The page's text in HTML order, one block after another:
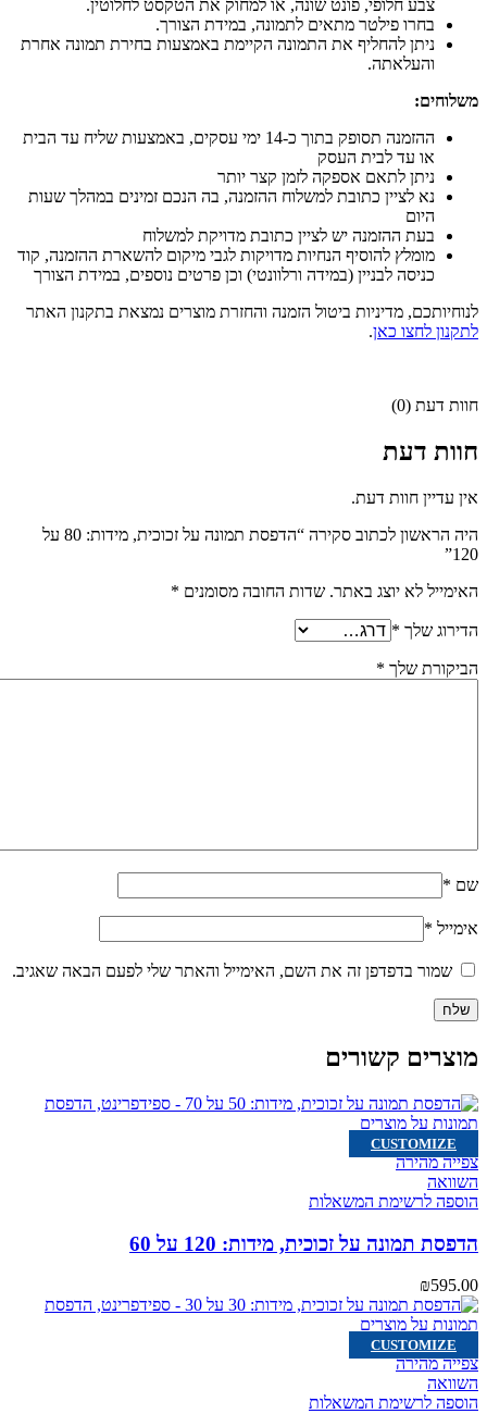
צבע חלופי, פונט שונה, או למחוק את הטקסט לחלוטין.
בחרו פילטר מתאים לתמונה, במידת הצורך.
ניתן להחליף את התמונה הקיימת באמצעות בחירת תמונה אחרת
והעלאתה.
משלוחים:
ההזמנה תסופק בתוך כ-14 ימי עסקים, באמצעות שליח עד הבית
או עד לבית העסק
ניתן לתאם אספקה לזמן קצר יותר
נא לציין כתובת למשלוח ההזמנה, בה הנכם זמינים במהלך שעות
היום
בעת ההזמנה יש לציין כתובת מדויקת למשלוח
מומלץ להוסיף הנחיות מדויקות לגבי מיקום להשארת ההזמנה, קוד
כניסה לבניין (במידה ורלוונטי) וכן פרטים נוספים, במידת הצורך
לנוחיותכם, מדיניות ביטול הזמנה והחזרת מוצרים נמצאת בתקנון האתר
לתקנון לחצו כאן.
חוות דעת (0)
חוות דעת
אין עדיין חוות דעת.
היה הראשון לכתוב סקירה “הדפסת תמונה על זכוכית, מידות: 80 על
120”
האימייל לא יוצג באתר. שדות החובה מסומנים *
הדירוג שלך *
הביקורת שלך *
שם *
אימייל *
שמור בדפדפן זה את השם, האימייל והאתר שלי לפעם הבאה שאגיב.
מוצרים קשורים
CUSTOMIZE
צפייה מהירה
השוואה
הוספה לרשימת המשאלות
הדפסת תמונה על זכוכית, מידות: 120 על 60
₪595.00
CUSTOMIZE
צפייה מהירה
השוואה
הוספה לרשימת המשאלות